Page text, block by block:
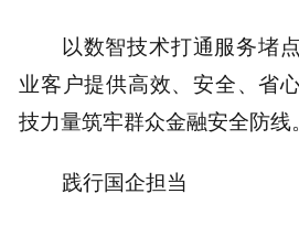
以数智技术打通服务堵
业客户提供高效、安全、省
技力量筑牢群众金融安全防线
践行国企担当